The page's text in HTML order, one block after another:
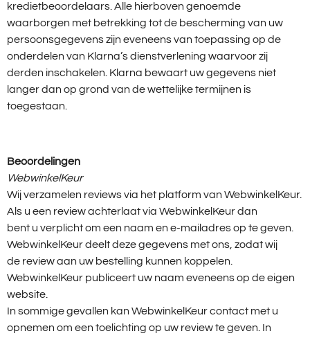
kredietbeoordelaars. Alle hierboven genoemde
waarborgen met betrekking tot de bescherming van uw
persoonsgegevens zijn eveneens van toepassing op de
onderdelen van Klarna’s dienstverlening waarvoor zij
derden inschakelen. Klarna bewaart uw gegevens niet
langer dan op grond van de wettelijke termijnen is
toegestaan.
Beoordelingen
WebwinkelKeur
Wij verzamelen reviews via het platform van WebwinkelKeur.
Als u een review achterlaat via WebwinkelKeur dan
bent u verplicht om een naam en e-mailadres op te geven.
WebwinkelKeur deelt deze gegevens met ons, zodat wij
de review aan uw bestelling kunnen koppelen.
WebwinkelKeur publiceert uw naam eveneens op de eigen
website.
In sommige gevallen kan WebwinkelKeur contact met u
opnemen om een toelichting op uw review te geven. In